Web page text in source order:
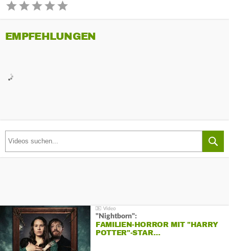
EMPFEHLUNGEN
"Nightborn":
FAMILIEN-HORROR MIT "HARRY
POTTER"-STAR…